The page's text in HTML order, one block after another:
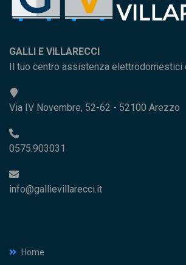
GALLI E VILLARECCI
Il tuo centro assistenza elettrodomestici
Via IV Novembre, 52-62 - 52100 Arezzo
0575.903031
info@gallievillarecci.it
Home